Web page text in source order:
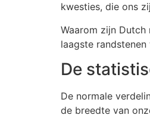
kwesties, die ons
Waarom zijn
laagste
De
De normale
de breedte van